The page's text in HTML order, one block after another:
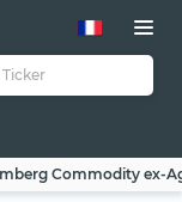
Commodity ex-